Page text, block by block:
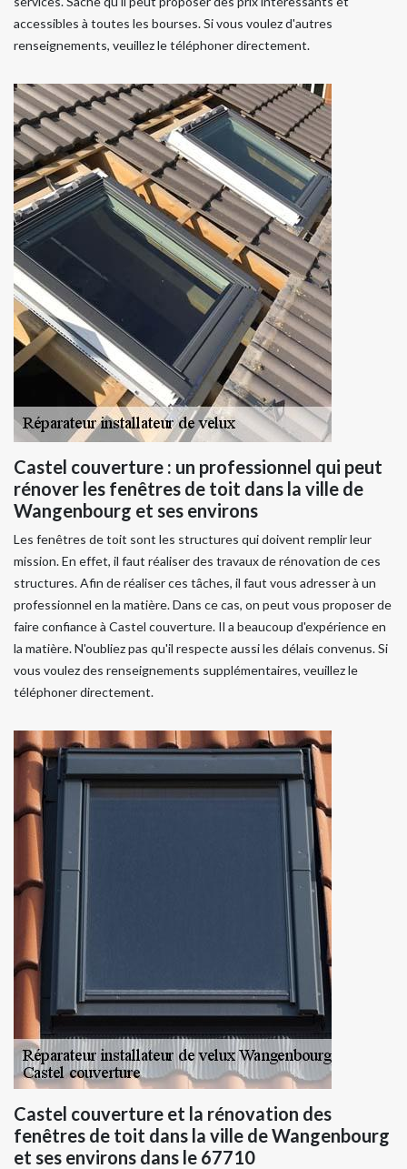
accessibles à toutes les bourses. Si vous voulez d'autres
renseignements, veuillez le téléphoner directement.
Castel couverture : un professionnel qui peut
rénover les fenêtres de toit dans la ville de
Wangenbourg et ses environs
Les fenêtres de toit sont les structures qui doivent remplir leur
mission. En effet, il faut réaliser des travaux de rénovation de ces
structures. Afin de réaliser ces tâches, il faut vous adresser à un
professionnel en la matière. Dans ce cas, on peut vous proposer de
faire confiance à Castel couverture. Il a beaucoup d'expérience en
la matière. N'oubliez pas qu'il respecte aussi les délais convenus. Si
vous voulez des renseignements supplémentaires, veuillez le
téléphoner directement.
Castel couverture et la rénovation des
fenêtres de toit dans la ville de Wangenbourg
et ses environs dans le 67710